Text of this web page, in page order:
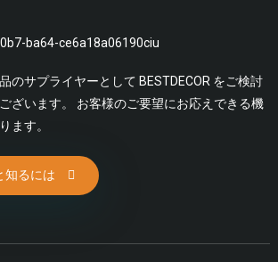
のサプライヤーとして BESTDECOR をご検討
ざいます。 お客様のご要望にお応えできる機
ます。
知るには